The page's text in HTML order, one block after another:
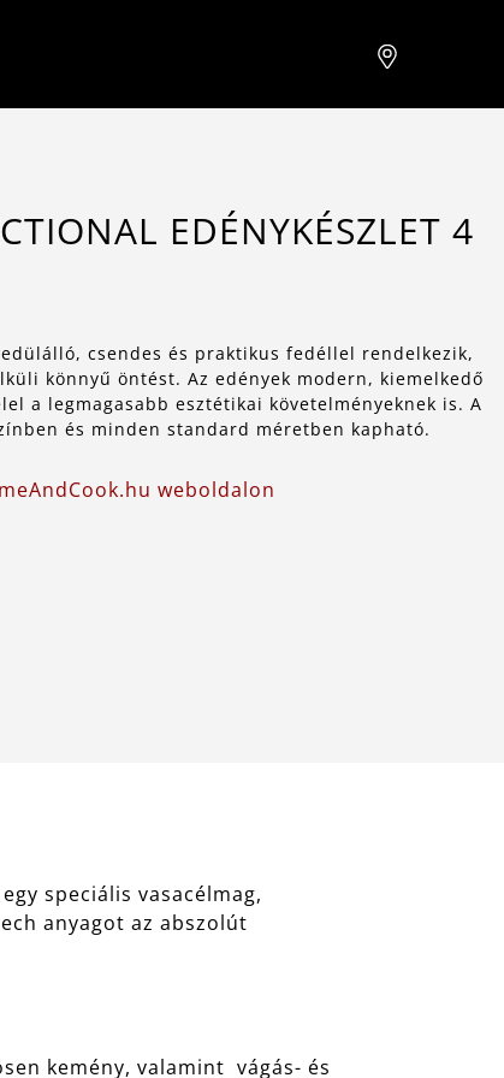
EDÉNYKÉSZLET 4
csendes és praktikus fedéllel rendelkezik,
könnyű öntést. Az edények modern, kiemelkedő
a legmagasabb esztétikai követelményeknek is. A
és minden standard méretben kapható.
weboldalon
speciális vasacélmag,
anyagot az abszolút
kemény, valamint vágás- és